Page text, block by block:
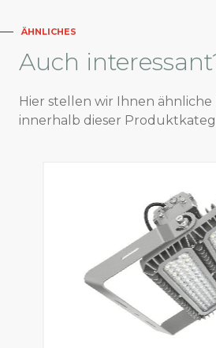
ÄHNLICHES
Auch
Hier stellen wir Ihnen
innerhalb dieser